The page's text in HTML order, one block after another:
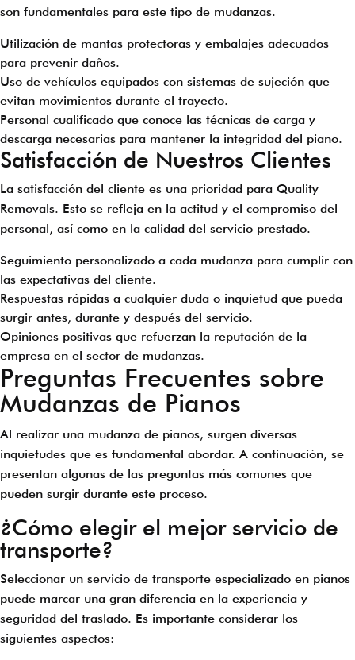
son fundamentales para este tipo de mudanzas.
Utilización de mantas protectoras y embalajes adecuados
para prevenir daños.
Uso de vehículos equipados con sistemas de sujeción que
evitan movimientos durante el trayecto.
Personal cualificado que conoce las técnicas de carga y
descarga necesarias para mantener la integridad del piano.
Satisfacción de Nuestros Clientes
La satisfacción del cliente es una prioridad para Quality
Removals. Esto se refleja en la actitud y el compromiso del
personal, así como en la calidad del servicio prestado.
Seguimiento personalizado a cada mudanza para cumplir con
las expectativas del cliente.
Respuestas rápidas a cualquier duda o inquietud que pueda
surgir antes, durante y después del servicio.
Opiniones positivas que refuerzan la reputación de la
empresa en el sector de mudanzas.
Preguntas Frecuentes sobre
Mudanzas de Pianos
Al realizar una mudanza de pianos, surgen diversas
inquietudes que es fundamental abordar. A continuación, se
presentan algunas de las preguntas más comunes que
pueden surgir durante este proceso.
¿Cómo elegir el mejor servicio de
transporte?
Seleccionar un servicio de transporte especializado en pianos
puede marcar una gran diferencia en la experiencia y
seguridad del traslado. Es importante considerar los
siguientes aspectos: